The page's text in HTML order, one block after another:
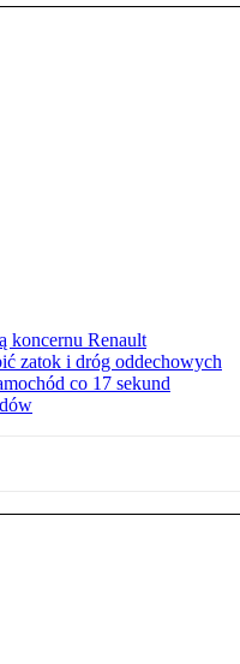
koncernu Renault
zatok i dróg oddechowych
co 17 sekund